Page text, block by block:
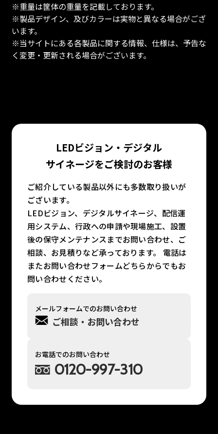
※重量は筐体の重量を記載しております。
※製品デザイン、及びカラーは実物と異なる場合がござ
います。
※当サイトにある各製品に関する情報、仕様は、予告な
く変更・更新される場合がございます。
LEDビジョン・デジタル
サイネージをご検討のお客様
ご紹介している製品以外にも多数取り扱いが
ございます。
LEDビジョン、デジタルサイネージ、配信運
用システム、行政への申請や現場施工、設置
後の保守メンテナンスまでお問い合わせ、ご
相談、お見積りなど承っております。 電話は
またお問い合わせフォームどちらからでもお
問い合わせください。
メールフォームでのお問い合わせ
ご相談・お問い合わせ
お電話でのお問い合わせ
0120-997-310